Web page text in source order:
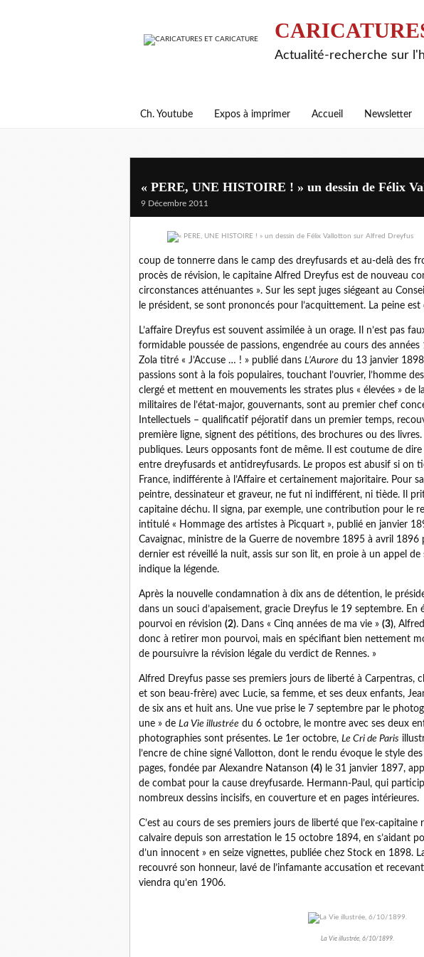
Actualité-recherche sur
Ch. Youtube Expos à imprimer Accueil Newsletter
« PERE, UNE HISTOIRE ! » un dessin de Félix
9 Décembre 2011
coup de tonnerre dans le camp des dreyfusards et au-delà des
procès de révision, le capitaine Alfred Dreyfus est de nouveau
circonstances atténuantes ». Sur les sept juges siégeant au
le président, se sont prononcés pour l’acquittement. La peine
L’affaire Dreyfus est souvent assimilée à un orage. Il n’est pas
formidable poussée de passions, engendrée au cours des
Zola titré « J’Accuse … ! » publié dans L’Aurore du 13 janvier
passions sont à la fois populaires, touchant l’ouvrier, l’homme
clergé et mettent en mouvements les strates plus « élevées » de
militaires de l’état-major, gouvernants, sont au premier chef
Intellectuels – qualificatif péjoratif dans un premier temps,
première ligne, signent des pétitions, des brochures ou des
publiques. Leurs opposants font de même. Il est coutume de
entre dreyfusards et antidreyfusards. Le propos est abusif si on
France, indifférente à l’Affaire et certainement majoritaire. Pour
peintre, dessinateur et graveur, ne fut ni indifférent, ni tiède. Il
capitaine déchu. Il signa, par exemple, une contribution pour le
intitulé « Hommage des artistes à Picquart », publié en janvier
Cavaignac, ministre de la Guerre de novembre 1895 à avril
dernier est réveillé la nuit, assis sur son lit, en proie à un appel
indique la légende.
Après la nouvelle condamnation à dix ans de détention, le
dans un souci d’apaisement, gracie Dreyfus le 19 septembre.
pourvoi en révision (2). Dans « Cinq années de ma vie » (3),
donc à retirer mon pourvoi, mais en spécifiant bien nettement
de poursuivre la révision légale du verdict de Rennes. »
Alfred Dreyfus passe ses premiers jours de liberté à Carpentras,
et son beau-frère) avec Lucie, sa femme, et ses deux enfants,
de six ans et huit ans. Une vue prise le 7 septembre par le
une » de La Vie illustrée du 6 octobre, le montre avec ses deux
photographies sont présentes. Le 1er octobre, Le Cri de Paris
l’encre de chine signé Vallotton, dont le rendu évoque le style
pages, fondée par Alexandre Natanson (4) le 31 janvier 1897,
de combat pour la cause dreyfusarde. Hermann-Paul, qui
nombreux dessins incisifs, en couverture et en pages intérieures.
C’est au cours de ses premiers jours de liberté que l’ex-
calvaire depuis son arrestation le 15 octobre 1894, en s’aidant
d’un innocent » en seize vignettes, publiée chez Stock en 1898.
recouvré son honneur, lavé de l’infamante accusation et
viendra qu’en 1906.
La Vie illustrée, 6/10/1899.